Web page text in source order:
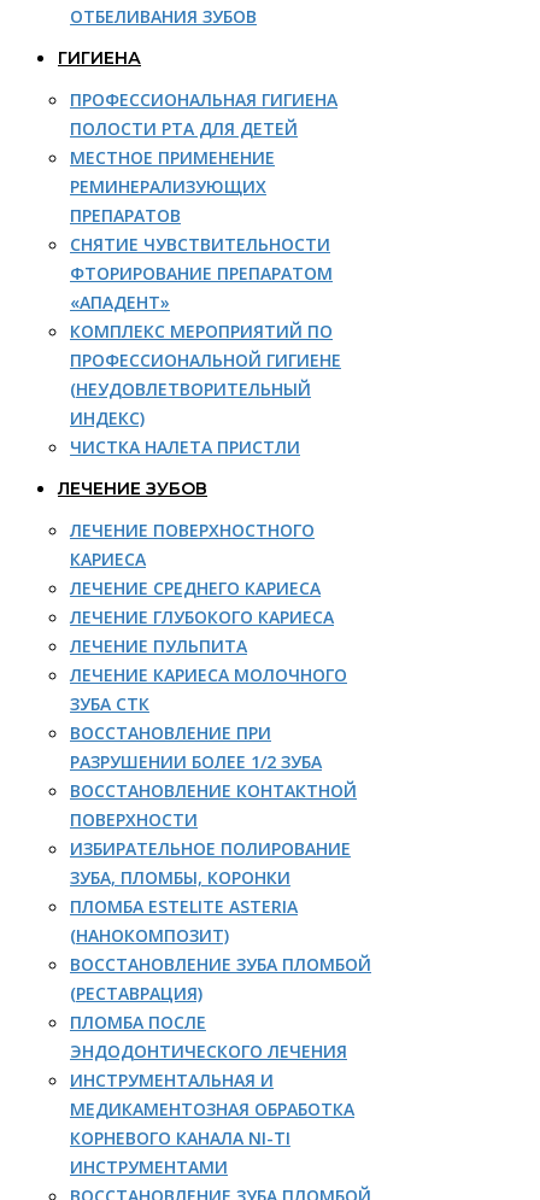
ОТБЕЛИВАНИЯ ЗУБОВ
ГИГИЕНА
ПРОФЕССИОНАЛЬНАЯ ГИГИЕНА
ПОЛОСТИ РТА ДЛЯ ДЕТЕЙ
МЕСТНОЕ ПРИМЕНЕНИЕ
РЕМИНЕРАЛИЗУЮЩИХ
ПРЕПАРАТОВ
СНЯТИЕ ЧУВСТВИТЕЛЬНОСТИ
ФТОРИРОВАНИЕ ПРЕПАРАТОМ
«АПАДЕНТ»
КОМПЛЕКС МЕРОПРИЯТИЙ ПО
ПРОФЕССИОНАЛЬНОЙ ГИГИЕНЕ
(НЕУДОВЛЕТВОРИТЕЛЬНЫЙ
ИНДЕКС)
ЧИСТКА НАЛЕТА ПРИСТЛИ
ЛЕЧЕНИЕ ЗУБОВ
ЛЕЧЕНИЕ ПОВЕРХНОСТНОГО
КАРИЕСА
ЛЕЧЕНИЕ СРЕДНЕГО КАРИЕСА
ЛЕЧЕНИЕ ГЛУБОКОГО КАРИЕСА
ЛЕЧЕНИЕ ПУЛЬПИТА
ЛЕЧЕНИЕ КАРИЕСА МОЛОЧНОГО
ЗУБА СТК
ВОССТАНОВЛЕНИЕ ПРИ
РАЗРУШЕНИИ БОЛЕЕ 1/2 ЗУБА
ВОССТАНОВЛЕНИЕ КОНТАКТНОЙ
ПОВЕРХНОСТИ
ИЗБИРАТЕЛЬНОЕ ПОЛИРОВАНИЕ
ЗУБА, ПЛОМБЫ, КОРОНКИ
ПЛОМБА ESTELITE ASTERIA
(НАНОКОМПОЗИТ)
ВОССТАНОВЛЕНИЕ ЗУБА ПЛОМБОЙ
(РЕСТАВРАЦИЯ)
ПЛОМБА ПОСЛЕ
ЭНДОДОНТИЧЕСКОГО ЛЕЧЕНИЯ
ИНСТРУМЕНТАЛЬНАЯ И
МЕДИКАМЕНТОЗНАЯ ОБРАБОТКА
КОРНЕВОГО КАНАЛА NI-TI
ИНСТРУМЕНТАМИ